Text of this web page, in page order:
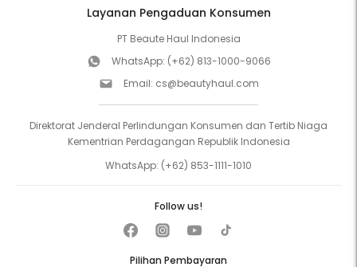
Layanan Pengaduan Konsumen
PT Beaute Haul Indonesia
WhatsApp: (+62) 813-1000-9066
Email: cs@beautyhaul.com
Direktorat Jenderal Perlindungan Konsumen dan Tertib Niaga
Kementrian Perdagangan Republik Indonesia
WhatsApp: (+62) 853-1111-1010
Pilihan Pembayaran
Follow us!